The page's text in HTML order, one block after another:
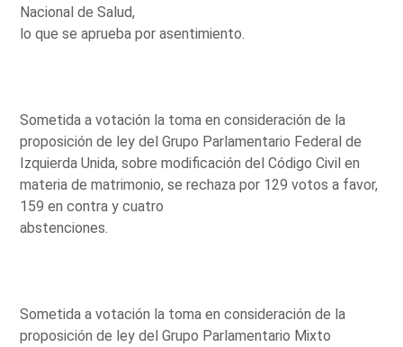
Nacional de Salud,
lo que se aprueba por asentimiento.
Sometida a votación la toma en consideración de la
proposición de ley del Grupo Parlamentario Federal de
Izquierda Unida, sobre modificación del Código Civil en
materia de matrimonio, se rechaza por 129 votos a favor,
159 en contra y cuatro
abstenciones.
Sometida a votación la toma en consideración de la
proposición de ley del Grupo Parlamentario Mixto